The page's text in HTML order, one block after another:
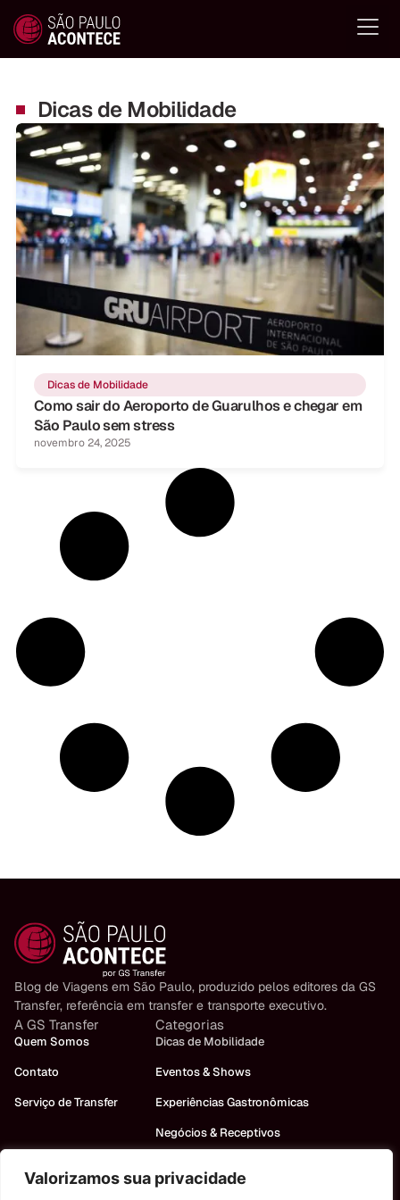
Valorizamos sua privacidade
Dicas de Mobilidade
Dicas de Mobilidade
Como sair do Aeroporto de Guarulhos e chegar em
São Paulo sem stress
novembro 24, 2025
Blog de Viagens em São Paulo, produzido pelos editores da GS
Transfer, referência em transfer e transporte executivo.
A GS Transfer
Quem Somos
Contato
Serviço de Transfer
Categorias
Dicas de Mobilidade
Eventos & Shows
Experiências Gastronômicas
Negócios & Receptivos